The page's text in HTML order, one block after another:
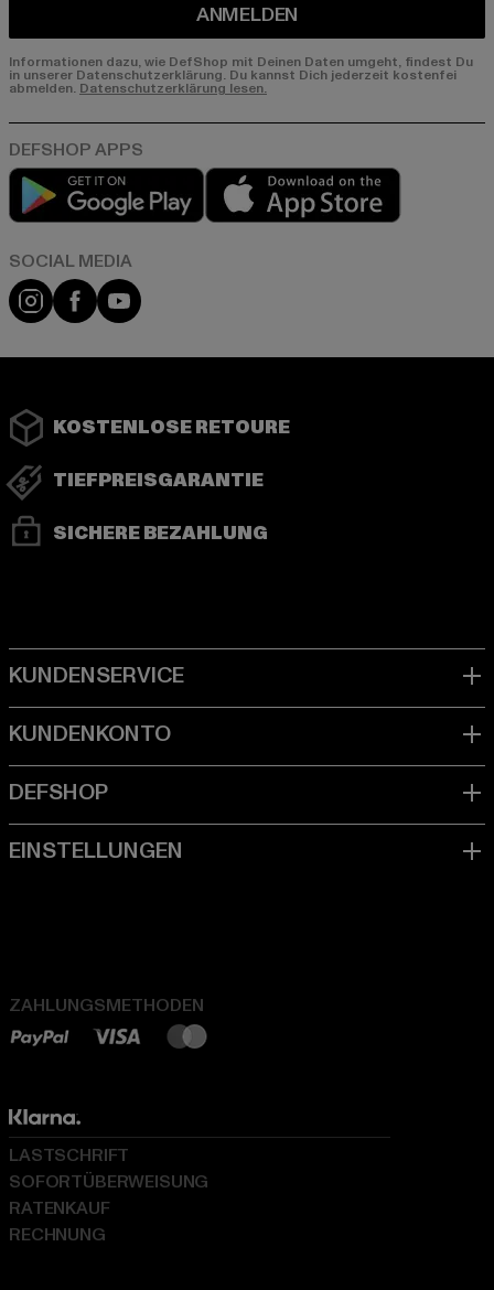
ANMELDEN
Informationen dazu, wie DefShop mit Deinen Daten umgeht, findest Du
in unserer Datenschutzerklärung. Du kannst Dich jederzeit kostenfei
abmelden. Datenschutzerklärung lesen.
Play market
Instagram
FacebookYouTube
KOSTENLOSE RETOURE
TIEFPREISGARANTIE
SICHERE BEZAHLUNG
ZAHLUNGSMETHODEN
LASTSCHRIFT
SOFORTÜBERWEISUNG
RATENKAUF
RECHNUNG